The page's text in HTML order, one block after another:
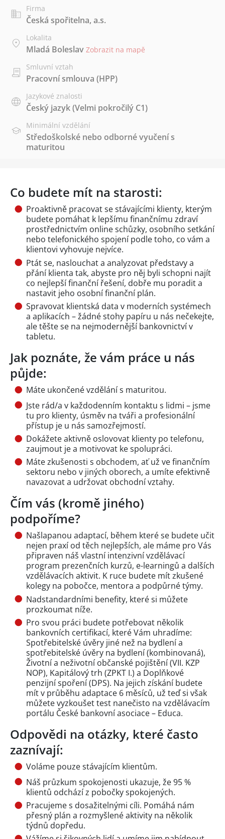
Firma
Česká spořitelna, a.s.
Lokalita
Mladá Boleslav Zobrazit na mapě
Smluvní vztah
Pracovní smlouva (HPP)
Jazykové znalosti
Český jazyk(Velmi pokročilý C1)
Minimální vzdělání
Středoškolské nebo odborné vyučení s
maturitou
Co budete mít na starosti:
Proaktivně pracovat se stávajícími klienty, kterým
budete pomáhat k lepšímu finančnímu zdraví
prostřednictvím online schůzky, osobního setkání
nebo telefonického spojení podle toho, co vám a
klientovi vyhovuje nejvíce.
Ptát se, naslouchat a analyzovat představy a
přání klienta tak, abyste pro něj byli schopni najít
co nejlepší finanční řešení, dobře mu poradit a
nastavit jeho osobní finanční plán.
Spravovat klientská data v moderních systémech
a aplikacích – žádné stohy papíru u nás nečekejte,
ale těšte se na nejmodernější bankovnictví v
tabletu.
Jak poznáte, že vám práce u nás
půjde:
Máte ukončené vzdělání s maturitou.
Jste rád/a v každodenním kontaktu s lidmi – jsme
tu pro klienty, úsměv na tváři a profesionální
přístup je u nás samozřejmostí.
Dokážete aktivně oslovovat klienty po telefonu,
zaujmout je a motivovat ke spolupráci.
Máte zkušenosti s obchodem, ať už ve finančním
sektoru nebo v jiných oborech, a umíte efektivně
navazovat a udržovat obchodní vztahy.
Čím vás (kromě jiného)
podpoříme?
Našlapanou adaptací, během které se budete učit
nejen praxí od těch nejlepších, ale máme pro Vás
připraven náš vlastní intenzivní vzdělávací
program prezenčních kurzů, e-learningů a dalších
vzdělávacích aktivit. K ruce budete mít zkušené
kolegy na pobočce, mentora a podpůrné týmy.
Nadstandardními benefity, které si můžete
prozkoumat níže.
Pro svou práci budete potřebovat několik
bankovních certifikací, které Vám uhradíme:
Spotřebitelské úvěry jiné než na bydlení a
spotřebitelské úvěry na bydlení (kombinovaná),
Životní a neživotní občanské pojištění (VII. KZP
NOP), Kapitálový trh (ZPKT I.) a Doplňkové
penzijní spoření (DPS). Na jejich získání budete
mít v průběhu adaptace 6 měsíců, už teď si však
můžete vyzkoušet test nanečisto na vzdělávacím
portálu České bankovní asociace – Educa.
Odpovědi na otázky, které často
zaznívají:
Voláme pouze stávajícím klientům.
Náš průzkum spokojenosti ukazuje, že 95 %
klientů odchází z pobočky spokojených.
Pracujeme s dosažitelnými cíli. Pomáhá nám
přesný plán a rozmyšlené aktivity na několik
týdnů dopředu.